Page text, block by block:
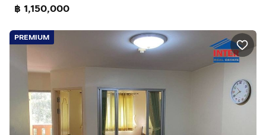
฿ 1,150,000
PREMIUM